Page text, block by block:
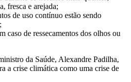
fresca e arejada;
de uso contínuo estão sendo
caso de ressecamentos dos olhos ou
da Saúde, Alexandre Padilha,
a crise climática como uma crise de